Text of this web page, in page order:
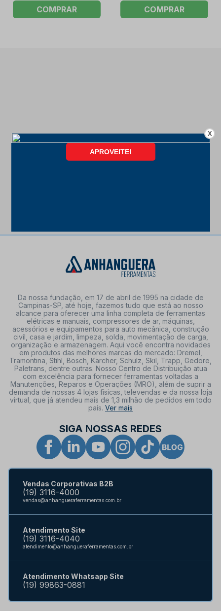
COMPRAR COMPRAR
FORMAS DE PAGAMENTO
Da nossa fundação, em 17 de abril de 1995 na cidade de
Campinas-SP, até hoje, fazemos tudo que está ao nosso
alcance para oferecer uma linha completa de ferramentas
elétricas e manuais, compressores de ar, máquinas,
acessórios e equipamentos para auto mecânica, construção
civil, casa e jardim, limpeza, solda, movimentação de carga,
organização e armazenagem. Aqui você encontra novidades
em produtos das melhores marcas do mercado: Dremel,
Tramontina, Stihl, Bosch, Kärcher, Schulz, Skil, Trapp, Gedore,
Paletrans, dentre outras. Nosso Centro de Distribuição atua
com excelência para fornecer ferramentas voltadas a
Manutenções, Reparos e Operações (MRO), além de suprir a
demanda de nossas 4 lojas físicas, televendas e da nossa loja
virtual, que já atendeu mais de 1,3 milhão de pedidos em todo
país. Ver mais
SIGA NOSSAS REDES
Vendas Corporativas B2B
(19) 3116-4000
vendas@anhangueraferramentas.com.br
Atendimento Site
(19) 3116-4040
atendimento@anhangueraferramentas.com.br
Atendimento Whatsapp Site
(19) 99863-0881
X